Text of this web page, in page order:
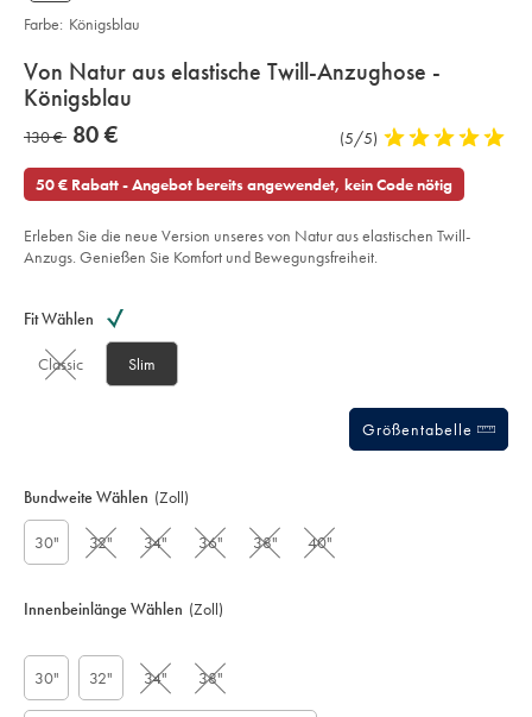
details
about
product:
Von Natur aus elastische Twill-Anzughose -
Königsblau
Details
https://www.charlestyrwhitt.com/de/von-
natur-
elastische-
twill-
anzughose-
-
koenigsblau/SUB0611RYL.html?
sourceCode=dmdefault
was
130
€
130 € now
€
80 € Produktrezensionen
(5/5) 5
out
of
stars
50 € Rabatt - Angebot bereits angewendet, kein Code nötig
Erleben Sie die neue Version unseres von Natur aus elastischen Twill-
Anzugs. Genießen Sie Komfort und Bewegungsfreiheit.
Farbe: Königsblau
Actions
cart
Fit Wählen
Classic Slim
Größentabelle
Bundweite Wählen (Zoll)
30" 32" 34" 36" 38" 40"
Innenbeinlänge Wählen (Zoll)
30" 32" 34" 38"